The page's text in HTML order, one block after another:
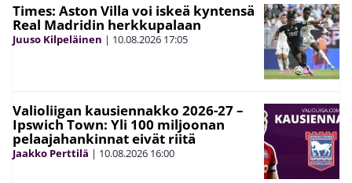
Times: Aston Villa voi iskeä kyntensä
Real Madridin herkkupalaan
Juuso Kilpeläinen | 10.08.2026 17:05
Valioliigan kausiennakko 2026-27 –
Ipswich Town: Yli 100 miljoonan
pelaajahankinnat eivät riitä
Jaakko Perttilä | 10.08.2026 16:00